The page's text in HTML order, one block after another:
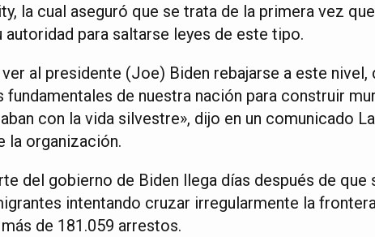
la cual aseguró que se trata de la primera vez
autoridad para saltarse leyes de este tipo.
al presidente (Joe) Biden rebajarse a este nivel,
fundamentales de nuestra nación para construir
con la vida silvestre», dijo en un comunicado
la organización.
del gobierno de Biden llega días después de que
intentando cruzar irregularmente la
de 181.059 arrestos.